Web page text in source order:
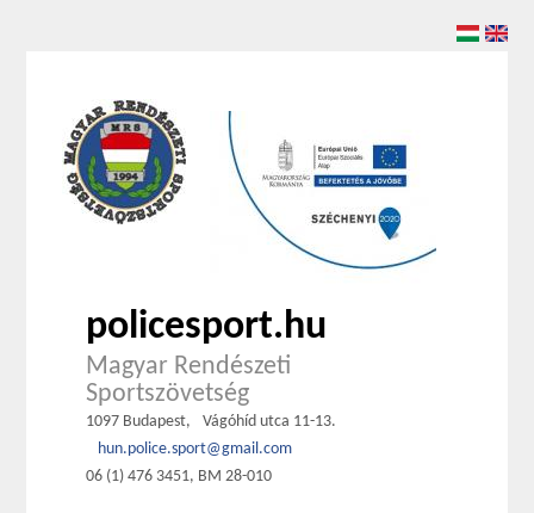
policesport.hu
Magyar Rendészeti
Sportszövetség
1097 Budapest,
Vágóhíd utca 11-13.
hun.police.sport@gmail.com
06 (1) 476 3451, BM 28-010